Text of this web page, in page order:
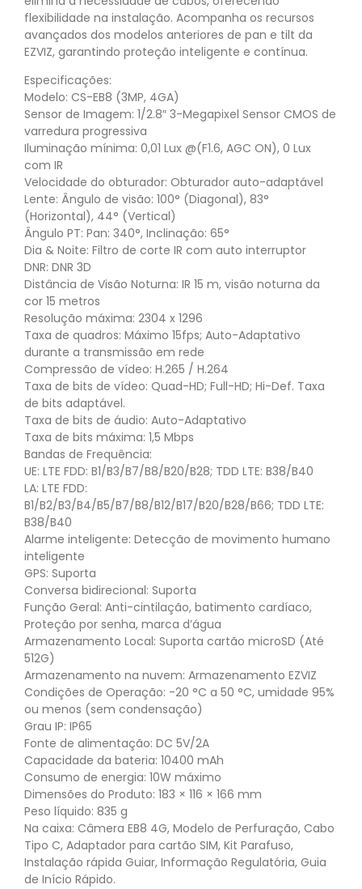
flexibilidade na instalação. Acompanha os recursos
avançados dos modelos anteriores de pan e tilt da
EZVIZ, garantindo proteção inteligente e contínua.
Especificações:
Modelo: CS-EB8 (3MP, 4GA)
Sensor de Imagem: 1/2.8″ 3-Megapixel Sensor CMOS de
varredura progressiva
Iluminação mínima: 0,01 Lux @(F1.6, AGC ON), 0 Lux
com IR
Velocidade do obturador: Obturador auto-adaptável
Lente: Ângulo de visão: 100° (Diagonal), 83°
(Horizontal), 44° (Vertical)
Ângulo PT: Pan: 340°, Inclinação: 65°
Dia & Noite: Filtro de corte IR com auto interruptor
DNR: DNR 3D
Distância de Visão Noturna: IR 15 m, visão noturna da
cor 15 metros
Resolução máxima: 2304 x 1296
Taxa de quadros: Máximo 15fps; Auto-Adaptativo
durante a transmissão em rede
Compressão de vídeo: H.265 / H.264
Taxa de bits de vídeo: Quad-HD; Full-HD; Hi-Def. Taxa
de bits adaptável.
Taxa de bits de áudio: Auto-Adaptativo
Taxa de bits máxima: 1,5 Mbps
Bandas de Frequência:
UE: LTE FDD: B1/B3/B7/B8/B20/B28; TDD LTE: B38/B40
LA: LTE FDD:
B1/B2/B3/B4/B5/B7/B8/B12/B17/B20/B28/B66; TDD LTE:
B38/B40
Alarme inteligente: Detecção de movimento humano
inteligente
GPS: Suporta
Conversa bidirecional: Suporta
Função Geral: Anti-cintilação, batimento cardíaco,
Proteção por senha, marca d’água
Armazenamento Local: Suporta cartão microSD (Até
512G)
Armazenamento na nuvem: Armazenamento EZVIZ
Condições de Operação: -20 °C a 50 °C, umidade 95%
ou menos (sem condensação)
Grau IP: IP65
Fonte de alimentação: DC 5V/2A
Capacidade da bateria: 10400 mAh
Consumo de energia: 10W máximo
Dimensões do Produto: 183 × 116 × 166 mm
Peso líquido: 835 g
Na caixa: Câmera EB8 4G, Modelo de Perfuração, Cabo
Tipo C, Adaptador para cartão SIM, Kit Parafuso,
Instalação rápida Guiar, Informação Regulatória, Guia
de Início Rápido.